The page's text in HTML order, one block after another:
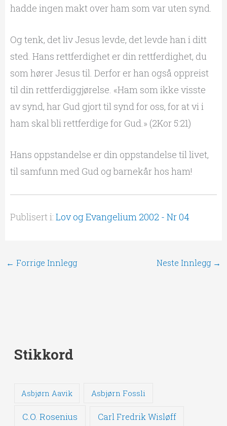
hadde ingen makt over ham som var uten synd.
Og tenk, det liv Jesus levde, det levde han i ditt
sted. Hans rettferdighet er din rettferdighet, du
som hører Jesus til. Derfor er han også oppreist
til din rettferdiggjørelse. «Ham som ikke visste
av synd, har Gud gjort til synd for oss, for at vi i
ham skal bli rettferdige for Gud.» (2Kor 5:21)
Hans oppstandelse er din oppstandelse til livet,
til samfunn med Gud og barnekår hos ham!
Publisert i: Lov og Evangelium 2002 - Nr 04
← Forrige Innlegg Neste Innlegg →
Stikkord
Asbjørn Aavik Asbjørn Fossli
C.O. Rosenius Carl Fredrik Wisløff